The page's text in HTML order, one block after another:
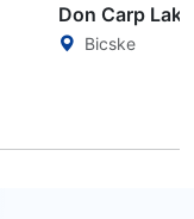
Don Carp Lake
Bicske